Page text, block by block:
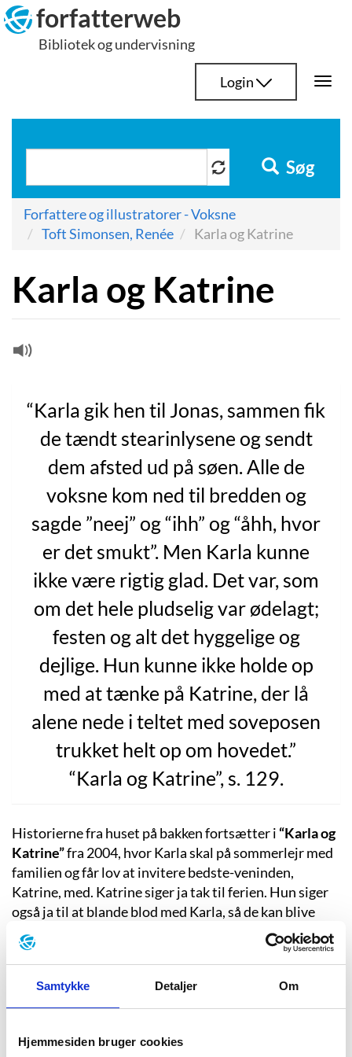
Samtykke Detaljer Om
Hjemmesiden bruger cookies
Hop
til
indhold
forfatterweb
Bibliotek og undervisning
Login
Søg
Forfattere og illustratorer - Voksne
Toft Simonsen, Renée
Karla og Katrine
Karla og Katrine
“Karla gik hen til Jonas, sammen fik
de tændt stearinlysene og sendt
dem afsted ud på søen. Alle de
voksne kom ned til bredden og
sagde ”neej” og “ihh” og “åhh, hvor
er det smukt”. Men Karla kunne
ikke være rigtig glad. Det var, som
om det hele pludselig var ødelagt;
festen og alt det hyggelige og
dejlige. Hun kunne ikke holde op
med at tænke på Katrine, der lå
alene nede i teltet med soveposen
trukket helt op om hovedet.”
“Karla og Katrine”, s. 129.
Historierne fra huset på bakken fortsætter i “Karla og
Katrine”fra 2004, hvor Karla skal på sommerlejr med
familien og får lov at invitere bedste-veninden,
Katrine, med. Katrine siger ja tak til ferien. Hun siger
også ja til at blande blod med Karla, så de kan blive
evigt bedste-veninder. Det hele tegner ren idyl. Men
på sommerlejren møder de to piger drengen, Jonas,
som bor i pleje på en gård, hvor pigerne bliver taget i at
stjæle kartofler. Karla synes straks godt om Jonas, og
de pjatter og griner sammen hele tiden. Og så går der
hjemve.